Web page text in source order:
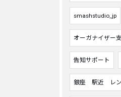
smashstudio_jp
オーガナイザー
告知サポート
銀座 駅近 レン